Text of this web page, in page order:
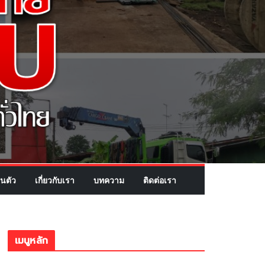
ตัว เกี่ยวกับเรา บทความ ติดต่อเรา
เมนูหลัก